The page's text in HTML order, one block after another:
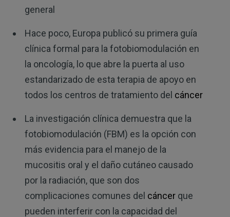
general
Hace poco, Europa publicó su primera guía
clínica formal para la fotobiomodulación en
la oncología, lo que abre la puerta al uso
estandarizado de esta terapia de apoyo en
todos los centros de tratamiento del cáncer
La investigación clínica demuestra que la
fotobiomodulación (FBM) es la opción con
más evidencia para el manejo de la
mucositis oral y el daño cutáneo causado
por la radiación, que son dos
complicaciones comunes del cáncerque
pueden interferir con la capacidad del